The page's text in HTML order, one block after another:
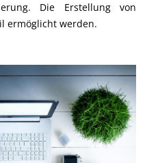
Die Erstellung von
ermöglicht werden.